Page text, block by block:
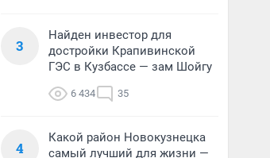
3
Найден инвестор для
достройки Крапивинской
ГЭС в Кузбассе — зам Шойгу
6 434 35
4
Какой район Новокузнецка
самый лучший для жизни —